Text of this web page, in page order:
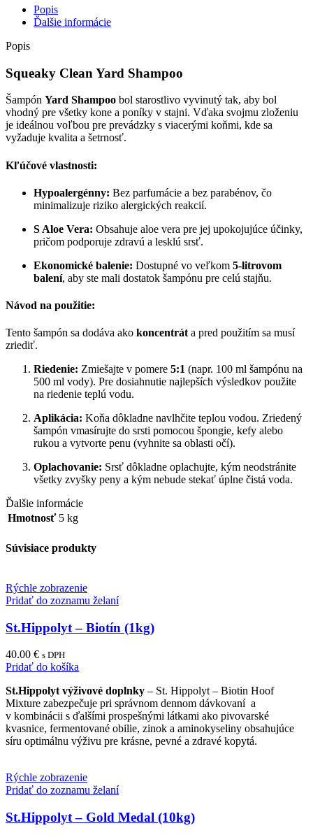
Popis
Ďalšie informácie
Popis
Squeaky Clean Yard Shampoo
Šampón Yard Shampoo bol starostlivo vyvinutý tak, aby bol
vhodný pre všetky kone a poníky v stajni. Vďaka svojmu zloženiu
je ideálnou voľbou pre prevádzky s viacerými koňmi, kde sa
vyžaduje kvalita a šetrnosť.
Kľúčové vlastnosti:
Hypoalergénny: Bez parfumácie a bez parabénov, čo
minimalizuje riziko alergických reakcií.
S Aloe Vera: Obsahuje aloe vera pre jej upokojujúce účinky,
pričom podporuje zdravú a lesklú srsť.
Ekonomické balenie: Dostupné vo veľkom 5-litrovom
balení, aby ste mali dostatok šampónu pre celú stajňu.
Návod na použitie:
Tento šampón sa dodáva ako koncentrát a pred použitím sa musí
zriediť.
Riedenie: Zmiešajte v pomere 5:1 (napr. 100 ml šampónu na
500 ml vody). Pre dosiahnutie najlepších výsledkov použite
na riedenie teplú vodu.
Aplikácia: Koňa dôkladne navlhčite teplou vodou. Zriedený
šampón vmasírujte do srsti pomocou špongie, kefy alebo
rukou a vytvorte penu (vyhnite sa oblasti očí).
Oplachovanie: Srsť dôkladne oplachujte, kým neodstránite
všetky zvyšky peny a kým nebude stekať úplne čistá voda.
Ďalšie informácie
Hmotnosť 5 kg
Súvisiace produkty
Rýchle zobrazenie
Pridať do zoznamu želaní
St.Hippolyt – Biotín (1kg)
40.00 € s DPH
Pridať do košíka
St.Hippolyt výživové doplnky – St. Hippolyt – Biotin Hoof
Mixture zabezpečuje pri správnom dennom dávkovaní a
v kombinácii s ďalšími prospešnými látkami ako pivovarské
kvasnice, fermentované obilie, zinok a aminokyseliny obsahujúce
síru optimálnu výživu pre krásne, pevné a zdravé kopytá.
Rýchle zobrazenie
Pridať do zoznamu želaní
St.Hippolyt – Gold Medal (10kg)